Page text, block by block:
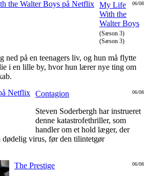
06/08
My Life
With the
Walter Boys
(Sæson 3)
(Sæson 3)
ned på en teenagers liv, og hun må flytte
i en lille by, hvor hun lærer nye ting om
06/08
Contagion
Steven Soderbergh har instrueret
denne katastrofethriller, som
handler om et hold læger, der
dødelig virus, før den tilintetgør
06/08
The Prestige